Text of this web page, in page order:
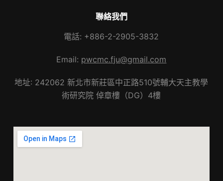
聯絡我們
電話: +886-2-2905-3832
Email: pwcmc.fju@gmail.com
地址: 242062 新北市新莊區中正路510號輔大天主教學
術研究院 倬章樓（DG）4樓